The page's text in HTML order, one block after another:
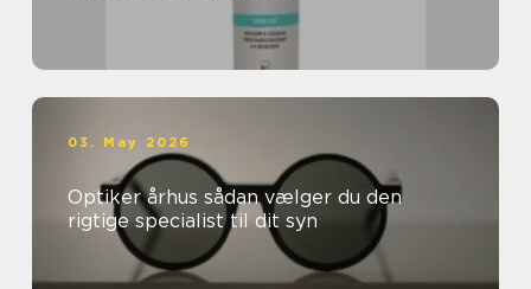
03. May 2026
Optiker århus sådan vælger du den
rigtige specialist til dit syn